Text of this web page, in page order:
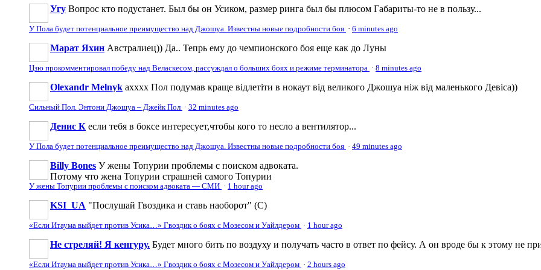
Угу Вопрос кто подустанет. Был бы он Усиком, размер ринга был бы плюсом Габариты-то не в пользу...
У Пола будет потенциальное преимущество над Джошуа. Известны новые подробности боя · 6 minutes ago
Марат Яхин Австралиец)) Да.. Тепрь ему до чемпионского боя еще как до Луны
Цзю прокомментировал победу над Веласкесом, рассуждал о больших боях и режиме терминатора · 8 minutes ago
Olexandr Melnyk ахххх Пол подумав краще відлетіти в нокаут від великого Джошуа ніж від маленького Девіса))
Сильный Пол. Энтони Джошуа – Джейк Пол · 32 minutes ago
Денис К если тебя в боксе интересует,чтобы кого то несло а вентилятор...
У Пола будет потенциальное преимущество над Джошуа. Известны новые подробности боя · 49 minutes ago
Billy Bones У жены Топурии проблемы с поиском адвоката.
Потому что жена Топурии страшней самого Топурии
У жены Топурии проблемы с поиском адвоката — СМИ · 1 hour ago
KSI_UA "Послушай Гвоздика и ставь наоборот" (С)
«Если Итаума выйдет против Усика…» Гвоздик о боях с Мозесом и Уайлдером · 1 hour ago
Не стреляй! Я кенгуру. Будет много бить по воздуху и получать часто в ответ по фейсу. А он вроде бы к этому не
«Если Итаума выйдет против Усика…» Гвоздик о боях с Мозесом и Уайлдером · 2 hours ago